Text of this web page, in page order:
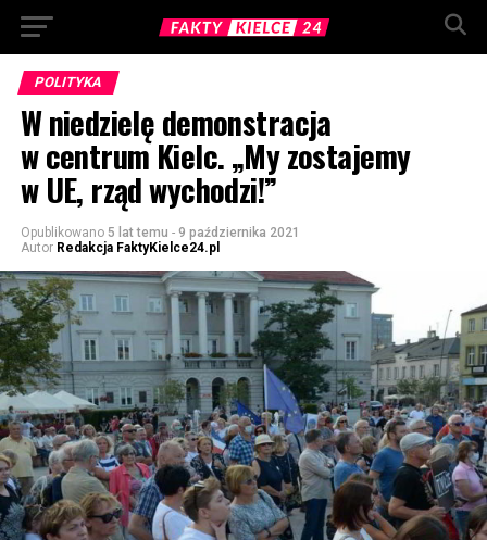
POLITYKA
W niedzielę demonstracja
w centrum Kielc. „My zostajemy
w UE, rząd wychodzi!”
Opublikowano 5 lat temu - 9 października 2021
Autor Redakcja FaktyKielce24.pl